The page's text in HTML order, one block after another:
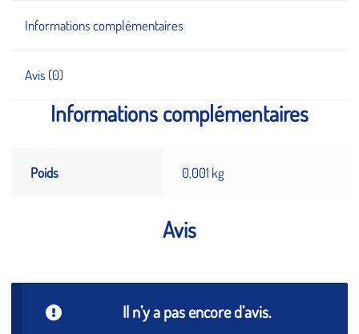
du 7 au 28 août inclus
Informations complémentaires
Avis (0)
Informations complémentaires
Poids 0,001 kg
Avis
Il n’y a pas encore d’avis.